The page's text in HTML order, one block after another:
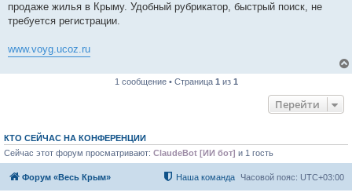
щ
е
е
продаже жилья в Крыму. Удобный рубрикатор, быстрый поиск, не
требуется регистрации.
www.voyg.ucoz.ru
1 сообщение • Страница 1 из 1
Перейти
КТО СЕЙЧАС НА КОНФЕРЕНЦИИ
Сейчас этот форум просматривают: ClaudeBot [ИИ бот] и 1 гость
Форум «Весь Крым» Часовой пояс: UTC+03:00
Наша команда